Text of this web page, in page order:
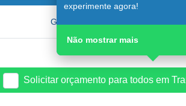
Guia do Construtor
Solicitar orçamento para todos em
experimente agora!
Não mostrar mais